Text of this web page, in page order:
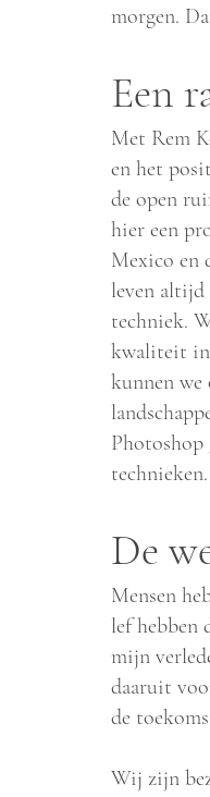
morgen.
Een
Met Rem
en het
de open
hier een
Mexico en
leven altijd
techniek.
kwaliteit in
kunnen
Photoshop
technieken.
De
Mensen
lef hebben
mijn
daaruit
de
Wij zijn